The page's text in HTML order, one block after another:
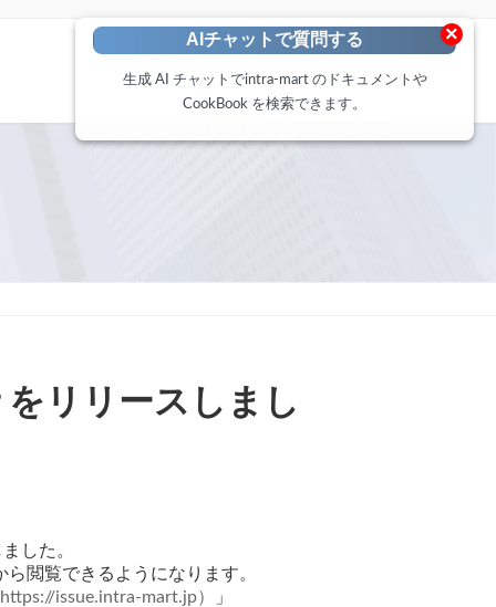
AIチャットで質問する
生成 AI チャットでintra-mart のドキュメントや
CookBook を検索できます。
×
リリースしまし
した。
閲覧できるようになります。
https://issue.intra-mart.jp）
」